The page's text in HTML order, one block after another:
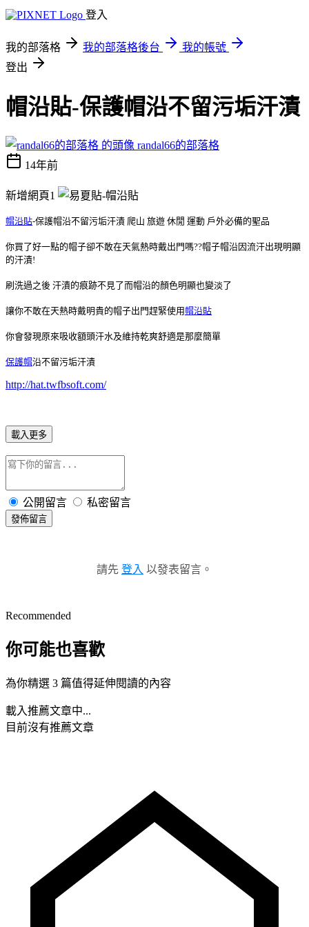
登入
我的部落格 我的部落格後台
我的帳號
登出
帽沿貼-保護帽沿不留污垢汗漬
randal66的部落格
14年前
新增網頁1
帽沿貼-保護帽沿不留污垢汗漬 爬山 旅遊 休閒 運動 戶外必備的聖品
你買了好一點的帽子卻不敢在天氣熱時戴出門嗎??帽子帽沿因流汗出現明顯
的汗漬!
刷洗過之後 汗漬的痕跡不見了而帽沿的顏色明顯也變淡了
讓你不敢在天熱時戴明貴的帽子出門趕緊使用帽沿貼
你會發現原來吸收額頭汗水及維持乾爽舒適是那麼簡單
保護帽沿不留污垢汗漬
http://hat.twfbsoft.com/
載入更多
公開留言 私密留言
發佈留言
請先 登入 以發表留言。
Recommended
你可能也喜歡
為你精選 3 篇值得延伸閱讀的內容
載入推薦文章中...
目前沒有推薦文章